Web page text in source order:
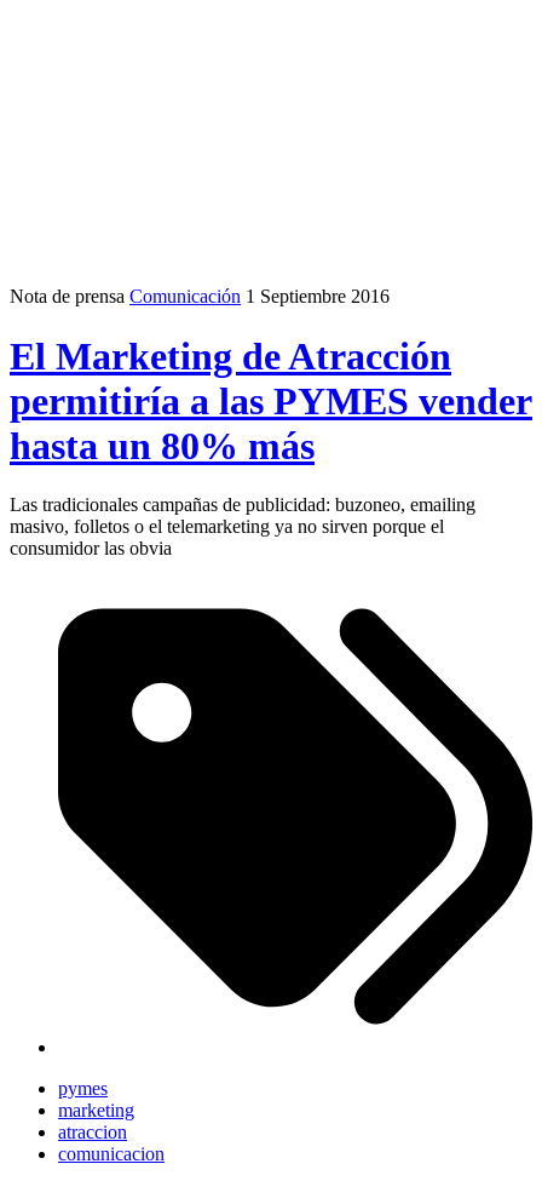
Nota de prensa Comunicación 1 Septiembre 2016
El Marketing de Atracción
permitiría a las PYMES vender
hasta un 80% más
Las tradicionales campañas de publicidad: buzoneo, emailing
masivo, folletos o el telemarketing ya no sirven porque el
consumidor las obvia
pymes
marketing
atraccion
comunicacion